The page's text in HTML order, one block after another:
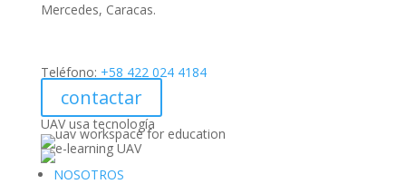
Mercedes, Caracas.
Teléfono: +58 422 024 4184
contactar
UAV usa tecnología
NOSOTROS